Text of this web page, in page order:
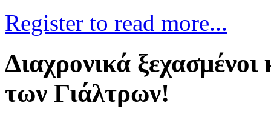
Register to read more...
Διαχρονικά ξεχασμένοι
των Γιάλτρων!